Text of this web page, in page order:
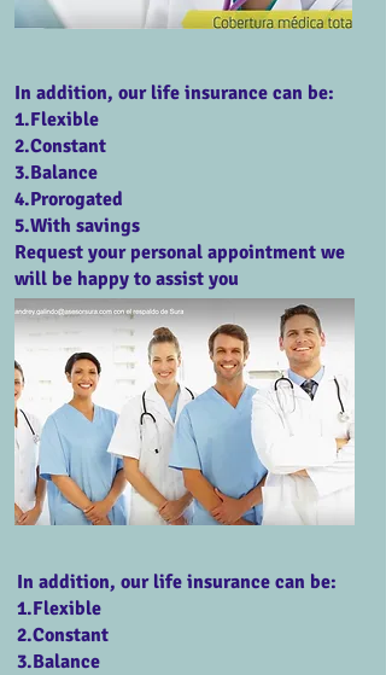
In addition, our life insurance can be:
1.Flexible
2.Constant
3.Balance
4.Prorogated
5.With savings
Request your personal appointment we
will be happy to assist you
In addition, our life insurance can be:
1.Flexible
2.Constant
3.Balance